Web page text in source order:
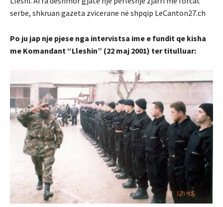
serbe, shkruan gazeta zvicerane në shpqip LeCanton27.ch
Po ju jap nje pjese nga intervistsa ime e fundit qe kisha
me Komandant “Lleshin” (22 maj 2001) ter titulluar: